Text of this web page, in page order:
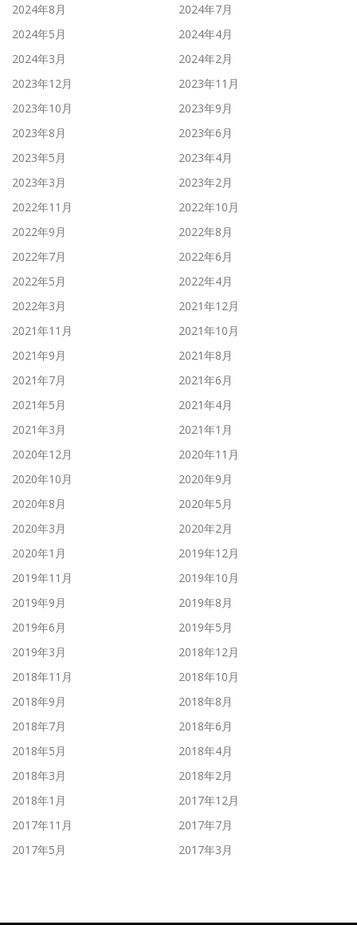
2024年8月
2024年7月
2024年5月
2024年4月
2024年3月
2024年2月
2023年12月
2023年11月
2023年10月
2023年9月
2023年8月
2023年6月
2023年5月
2023年4月
2023年3月
2023年2月
2022年11月
2022年10月
2022年9月
2022年8月
2022年7月
2022年6月
2022年5月
2022年4月
2022年3月
2021年12月
2021年11月
2021年10月
2021年9月
2021年8月
2021年7月
2021年6月
2021年5月
2021年4月
2021年3月
2021年1月
2020年12月
2020年11月
2020年10月
2020年9月
2020年8月
2020年5月
2020年3月
2020年2月
2020年1月
2019年12月
2019年11月
2019年10月
2019年9月
2019年8月
2019年6月
2019年5月
2019年3月
2018年12月
2018年11月
2018年10月
2018年9月
2018年8月
2018年7月
2018年6月
2018年5月
2018年4月
2018年3月
2018年2月
2018年1月
2017年12月
2017年11月
2017年7月
2017年5月
2017年3月